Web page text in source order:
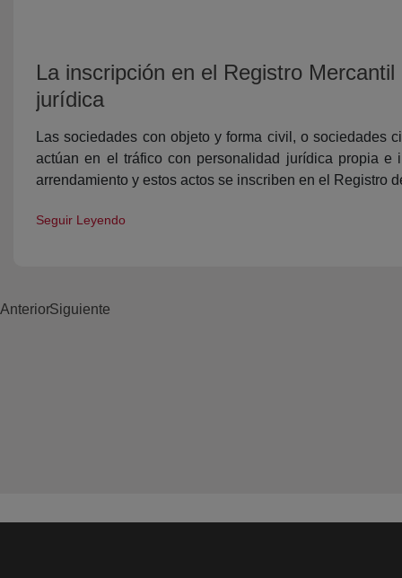
La inscripción en el Registro
jurídica
Las sociedades con objeto y forma civil, o sociedades
actúan en el tráfico con personalidad jurídica propia e
arrendamiento y estos actos se inscriben en el Registro
Seguir Leyendo
AnteriorSiguiente